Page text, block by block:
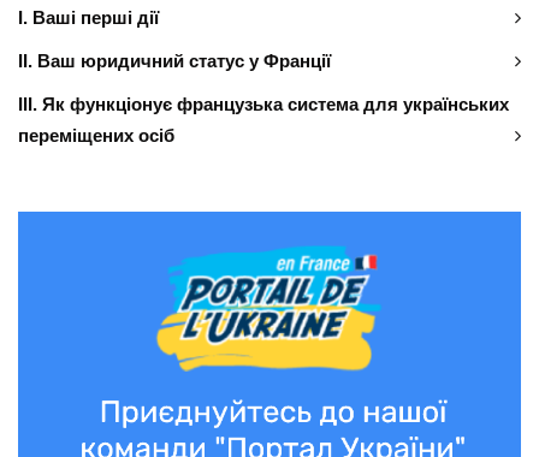
І. Ваші перші дії
ІІ. Ваш юридичний статус у Франції
ІІІ. Як функціонує французька система для українських
переміщених осіб